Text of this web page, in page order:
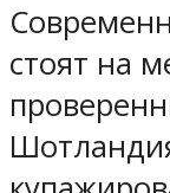
стоят на